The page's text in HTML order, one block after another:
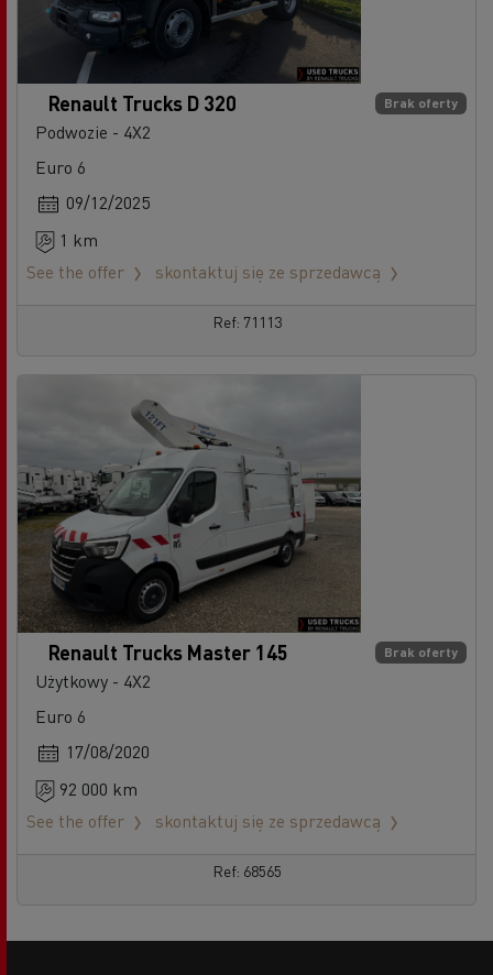
Brak oferty
Renault Trucks D 320
Podwozie - 4X2
Euro 6
09/12/2025
1 km
See the offer
skontaktuj się ze sprzedawcą
Ref: 71113
Brak oferty
Renault Trucks Master 145
Użytkowy - 4X2
Euro 6
17/08/2020
92 000 km
See the offer
skontaktuj się ze sprzedawcą
Ref: 68565